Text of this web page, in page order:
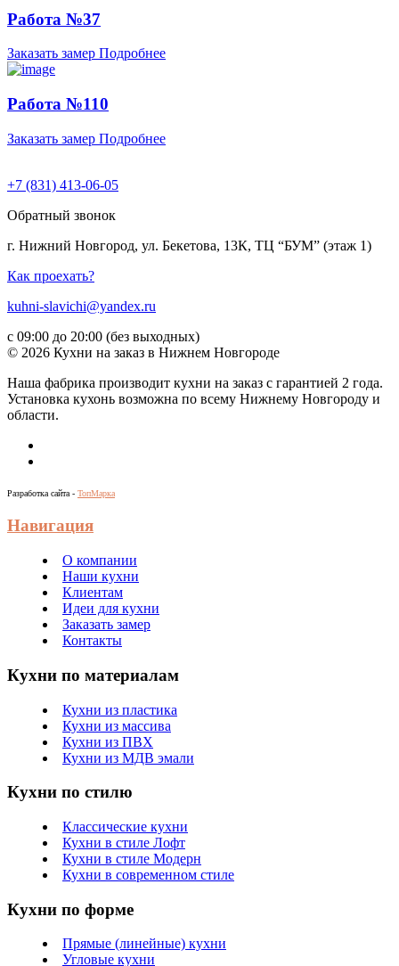
Работа №37
Заказать замер Подробнее
Работа №110
Заказать замер Подробнее
+7 (831) 413-06-05
Обратный звонок
г. Нижний Новгород, ул. Бекетова, 13К, ТЦ “БУМ” (этаж 1)
Как проехать?
kuhni-slavichi@yandex.ru
с 09:00 до 20:00 (без выходных)
© 2026 Кухни на заказ в Нижнем Новгороде
Наша фабрика производит кухни на заказ c гарантией 2 года.
Установка кухонь возможна по всему Нижнему Новгороду и
области.
Разработка сайта - ТопМарка
Навигация
О компании
Наши кухни
Клиентам
Идеи для кухни
Заказать замер
Контакты
Кухни по материалам
Кухни из пластика
Кухни из массива
Кухни из ПВХ
Кухни из МДВ эмали
Кухни по стилю
Классические кухни
Кухни в стиле Лофт
Кухни в стиле Модерн
Кухни в современном стиле
Кухни по форме
Прямые (линейные) кухни
Угловые кухни